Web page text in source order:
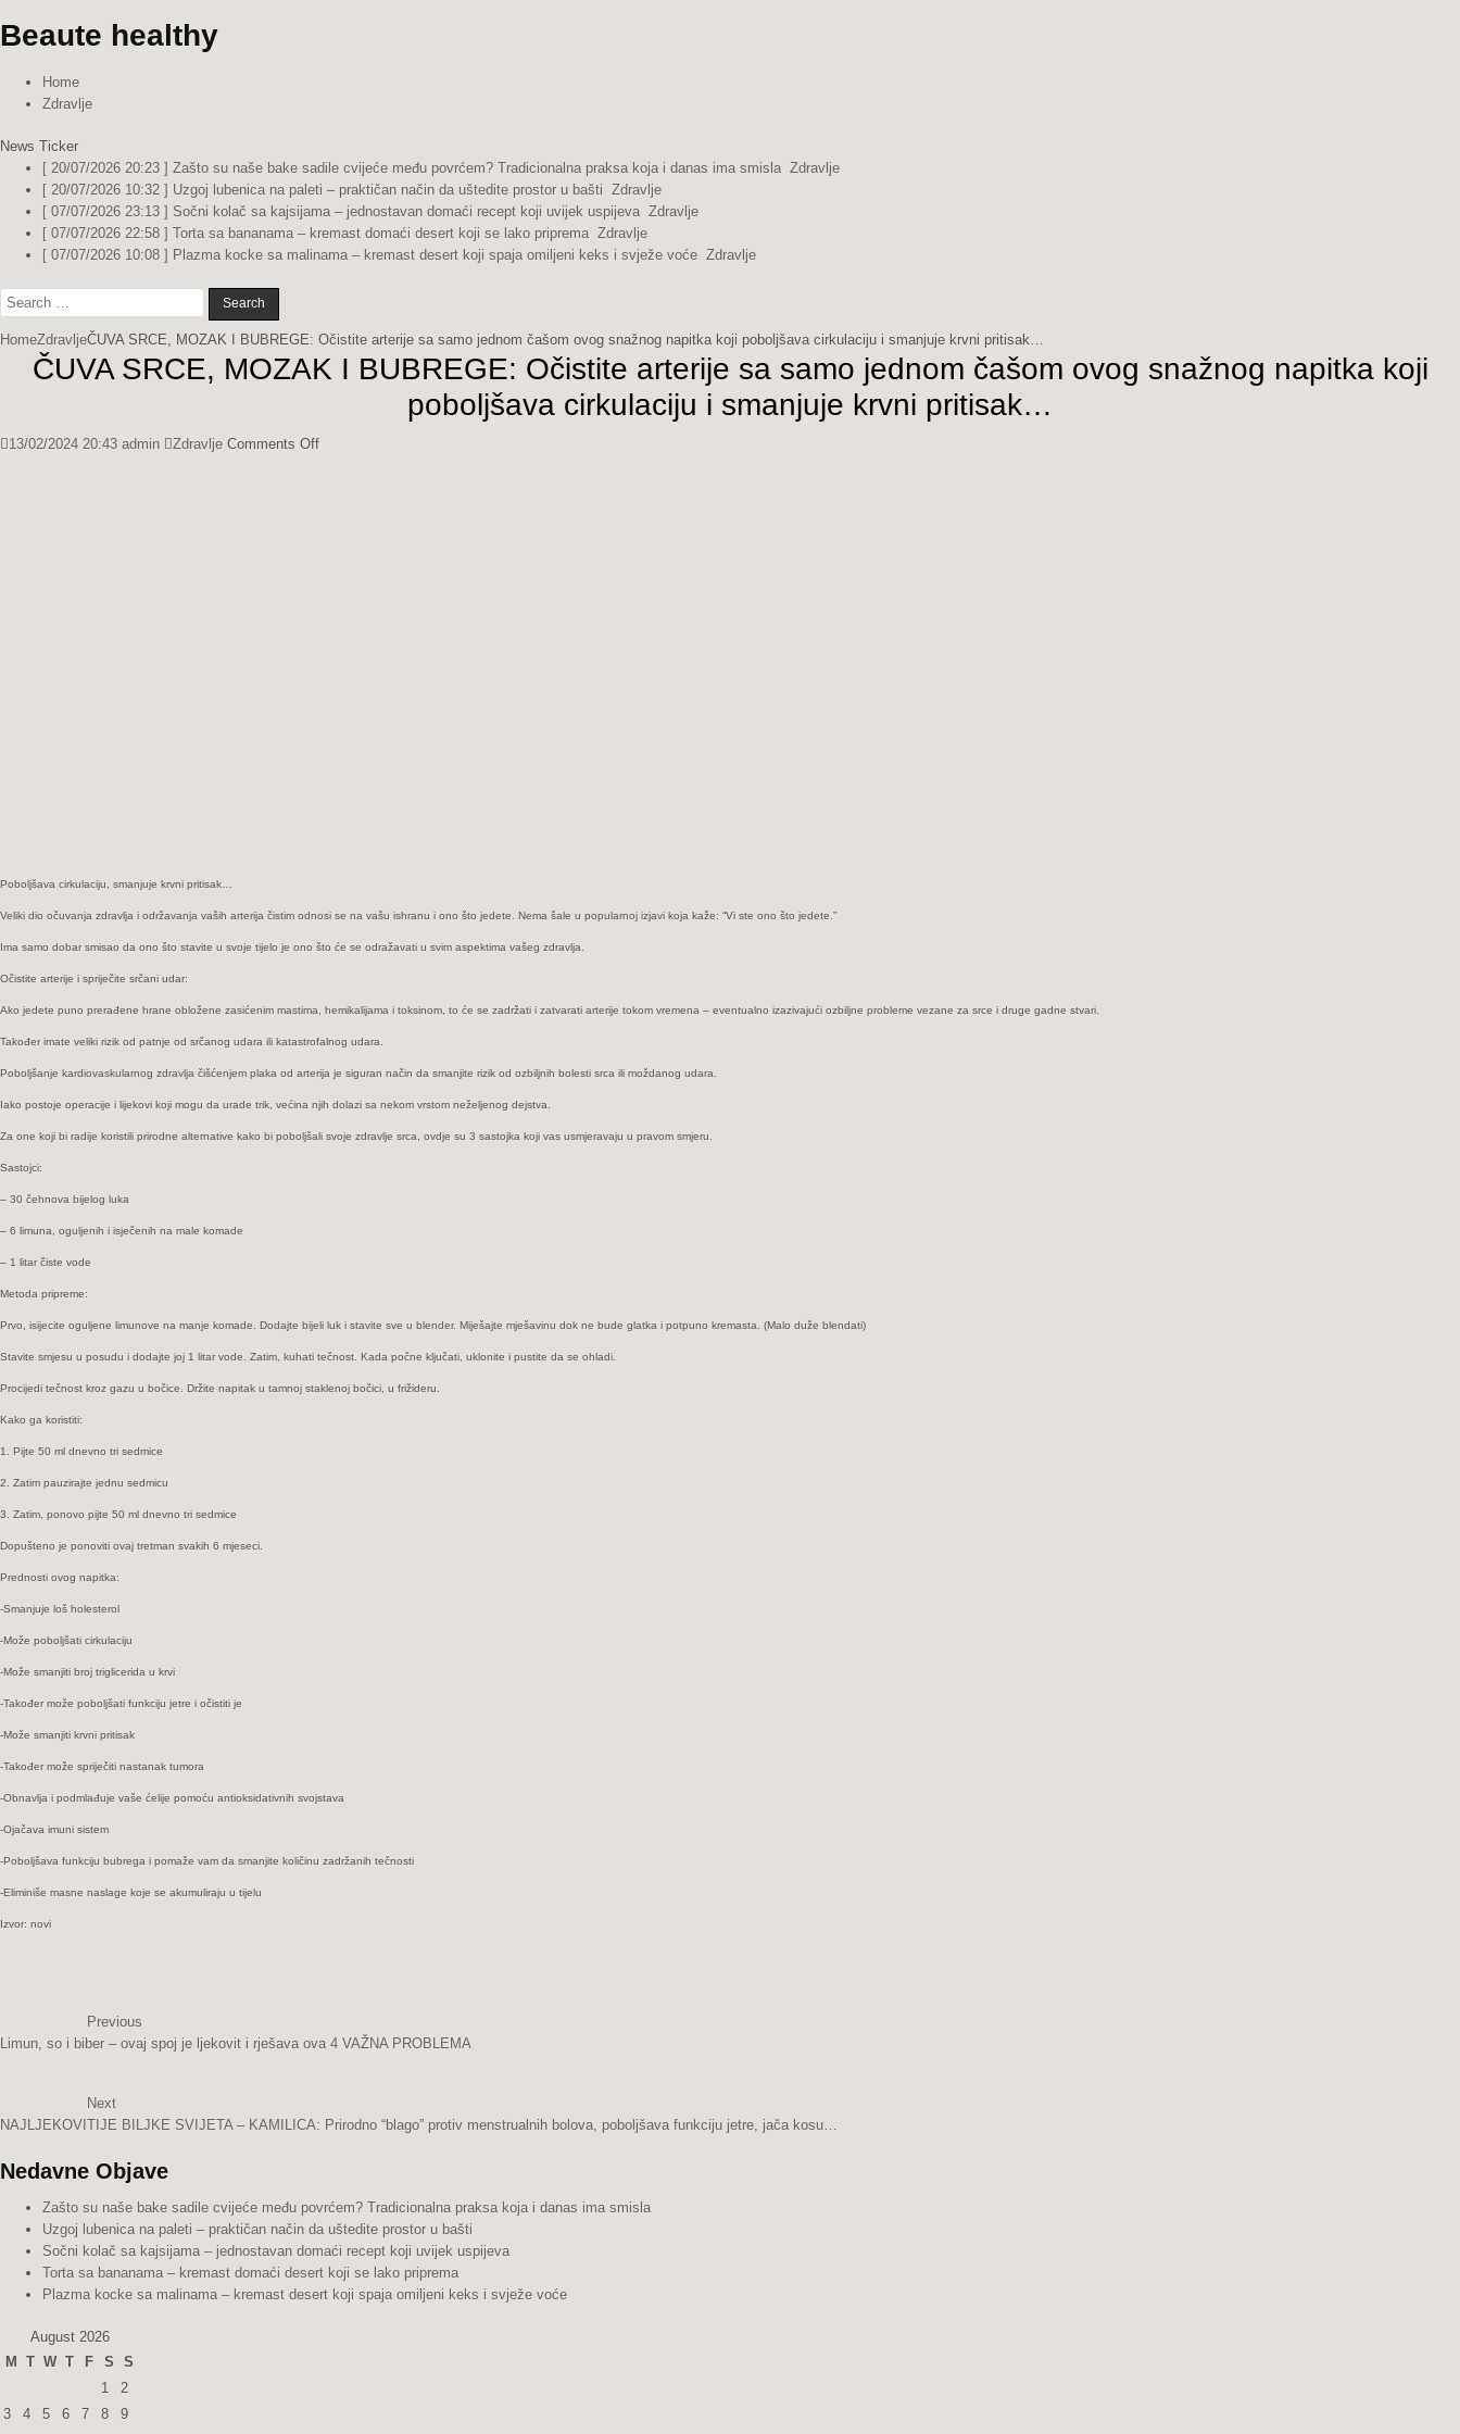
Beaute healthy
Home
Zdravlje
News Ticker
[ 20/07/2026 20:23 ] Zašto su naše bake sadile cvijeće među povrćem? Tradicionalna praksa koja i danas ima smisla Zdravlje
[ 20/07/2026 10:32 ] Uzgoj lubenica na paleti – praktičan način da uštedite prostor u bašti Zdravlje
[ 07/07/2026 23:13 ] Sočni kolač sa kajsijama – jednostavan domaći recept koji uvijek uspijeva Zdravlje
[ 07/07/2026 22:58 ] Torta sa bananama – kremast domaći desert koji se lako priprema Zdravlje
[ 07/07/2026 10:08 ] Plazma kocke sa malinama – kremast desert koji spaja omiljeni keks i svježe voće Zdravlje
Search
for:
HomeZdravljeČUVA SRCE, MOZAK I BUBREGE: Očistite arterije sa samo jednom čašom ovog snažnog napitka koji poboljšava cirkulaciju i smanjuje krvni pritisak…
ČUVA SRCE, MOZAK I BUBREGE: Očistite arterije sa samo jednom čašom ovog snažnog napitka koji
poboljšava cirkulaciju i smanjuje krvni pritisak…
13/02/2024 20:43 admin Zdravlje Comments Offon
Poboljšava cirkulaciju, smanjuje krvni pritisak…
Veliki dio očuvanja zdravlja i održavanja vaših arterija čistim odnosi se na vašu ishranu i ono što jedete. Nema šale u popularnoj izjavi koja kaže: “Vi ste ono što jedete.”
Ima samo dobar smisao da ono što stavite u svoje tijelo je ono što će se odražavati u svim aspektima vašeg zdravlja.
Očistite arterije i spriječite srčani udar:
Ako jedete puno prerađene hrane obložene zasićenim mastima, hemikalijama i toksinom, to će se zadržati i zatvarati arterije tokom vremena – eventualno izazivajući ozbiljne probleme vezane za srce i druge gadne stvari.
Također imate veliki rizik od patnje od srčanog udara ili katastrofalnog udara.
Poboljšanje kardiovaskularnog zdravlja čišćenjem plaka od arterija je siguran način da smanjite rizik od ozbiljnih bolesti srca ili moždanog udara.
Iako postoje operacije i lijekovi koji mogu da urade trik, većina njih dolazi sa nekom vrstom neželjenog dejstva.
Za one koji bi radije koristili prirodne alternative kako bi poboljšali svoje zdravlje srca, ovdje su 3 sastojka koji vas usmjeravaju u pravom smjeru.
Sastojci:
– 30 čehnova bijelog luka
– 6 limuna, oguljenih i isječenih na male komade
– 1 litar čiste vode
Metoda pripreme:
Prvo, isijecite oguljene limunove na manje komade. Dodajte bijeli luk i stavite sve u blender. Miješajte mješavinu dok ne bude glatka i potpuno kremasta. (Malo duže blendati)
Stavite smjesu u posudu i dodajte joj 1 litar vode. Zatim, kuhati tečnost. Kada počne ključati, uklonite i pustite da se ohladi.
Procijedi tečnost kroz gazu u bočice. Držite napitak u tamnoj staklenoj bočici, u frižideru.
Kako ga koristiti:
1. Pijte 50 ml dnevno tri sedmice
2. Zatim pauzirajte jednu sedmicu
3. Zatim, ponovo pijte 50 ml dnevno tri sedmice
Dopušteno je ponoviti ovaj tretman svakih 6 mjeseci.
Prednosti ovog napitka:
-Smanjuje loš holesterol
-Može poboljšati cirkulaciju
-Može smanjiti broj triglicerida u krvi
-Također može poboljšati funkciju jetre i očistiti je
-Može smanjiti krvni pritisak
-Također može spriječiti nastanak tumora
-Obnavlja i podmlađuje vaše ćelije pomoću antioksidativnih svojstava
-Ojačava imuni sistem
-Poboljšava funkciju bubrega i pomaže vam da smanjite količinu zadržanih tečnosti
-Eliminiše masne naslage koje se akumuliraju u tijelu
Izvor: novi
Previous
Limun, so i biber – ovaj spoj je ljekovit i rješava ova 4 VAŽNA PROBLEMA
Next
NAJLJEKOVITIJE BILJKE SVIJETA – KAMILICA: Prirodno “blago” protiv menstrualnih bolova, poboljšava funkciju jetre, jača kosu…
Nedavne Objave
Zašto su naše bake sadile cvijeće među povrćem? Tradicionalna praksa koja i danas ima smisla
Uzgoj lubenica na paleti – praktičan način da uštedite prostor u bašti
Sočni kolač sa kajsijama – jednostavan domaći recept koji uvijek uspijeva
Torta sa bananama – kremast domaći desert koji se lako priprema
Plazma kocke sa malinama – kremast desert koji spaja omiljeni keks i svježe voće
August 2026
M
T W T F S
S
1
2
3
4 5 6 7 8
9